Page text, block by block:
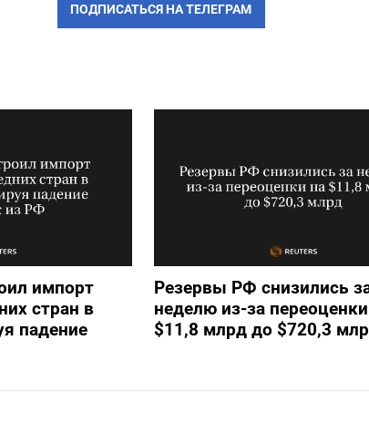
ПОДПИСАТЬСЯ НА ТЕЛЕГРАМ
импорт
стран в
падение
Резервы РФ снизились
неделю из-за
$11,8 млрд до $720,3